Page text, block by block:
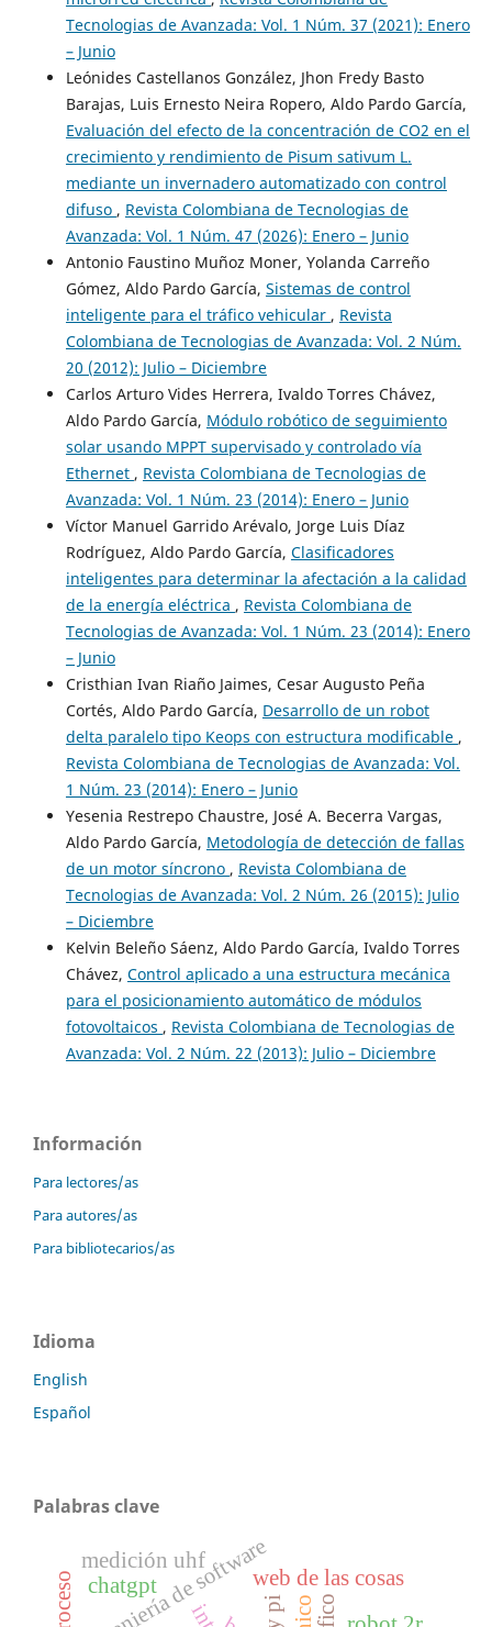
Tecnologias de Avanzada: Vol. 1 Núm. 37 (2021): Enero
– Junio
Leónides Castellanos González, Jhon Fredy Basto
Barajas, Luis Ernesto Neira Ropero, Aldo Pardo García,
Evaluación del efecto de la concentración de CO2 en el
crecimiento y rendimiento de Pisum sativum L.
mediante un invernadero automatizado con control
difuso , Revista Colombiana de Tecnologias de
Avanzada: Vol. 1 Núm. 47 (2026): Enero – Junio
Antonio Faustino Muñoz Moner, Yolanda Carreño
Gómez, Aldo Pardo García, Sistemas de control
inteligente para el tráfico vehicular , Revista
Colombiana de Tecnologias de Avanzada: Vol. 2 Núm.
20 (2012): Julio – Diciembre
Carlos Arturo Vides Herrera, Ivaldo Torres Chávez,
Aldo Pardo García, Módulo robótico de seguimiento
solar usando MPPT supervisado y controlado vía
Ethernet , Revista Colombiana de Tecnologias de
Avanzada: Vol. 1 Núm. 23 (2014): Enero – Junio
Víctor Manuel Garrido Arévalo, Jorge Luis Díaz
Rodríguez, Aldo Pardo García, Clasificadores
inteligentes para determinar la afectación a la calidad
de la energía eléctrica , Revista Colombiana de
Tecnologias de Avanzada: Vol. 1 Núm. 23 (2014): Enero
– Junio
Cristhian Ivan Riaño Jaimes, Cesar Augusto Peña
Cortés, Aldo Pardo García, Desarrollo de un robot
delta paralelo tipo Keops con estructura modificable ,
Revista Colombiana de Tecnologias de Avanzada: Vol.
1 Núm. 23 (2014): Enero – Junio
Yesenia Restrepo Chaustre, José A. Becerra Vargas,
Aldo Pardo García, Metodología de detección de fallas
de un motor síncrono , Revista Colombiana de
Tecnologias de Avanzada: Vol. 2 Núm. 26 (2015): Julio
– Diciembre
Kelvin Beleño Sáenz, Aldo Pardo García, Ivaldo Torres
Chávez, Control aplicado a una estructura mecánica
para el posicionamiento automático de módulos
fotovoltaicos , Revista Colombiana de Tecnologias de
Avanzada: Vol. 2 Núm. 22 (2013): Julio – Diciembre
Información
Para lectores/as
Para autores/as
Para bibliotecarios/as
Idioma
English
Español
Palabras clave
web de las cosas
ingeniería de software
chatgpt
medición uhf